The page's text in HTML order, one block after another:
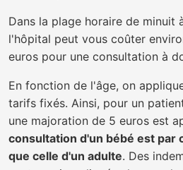
Dans la plage horaire de minuit
l'hôpital peut vous coûter
euros pour une consultation à
En fonction de l'âge, on
tarifs fixés. Ainsi, pour un
une majoration de 5 euros est
consultation d'un bébé est par
que celle d'un adulte. Des